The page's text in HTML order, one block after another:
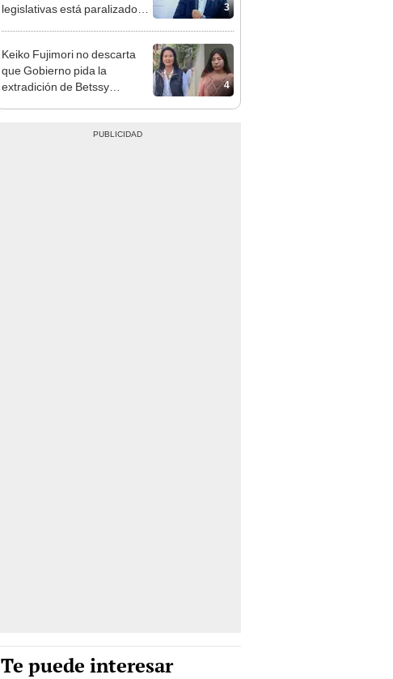
3
legislativas está paralizado
4
Keiko Fujimori no descarta
que Gobierno pida la
extradición de Betssy
Te puede interesar